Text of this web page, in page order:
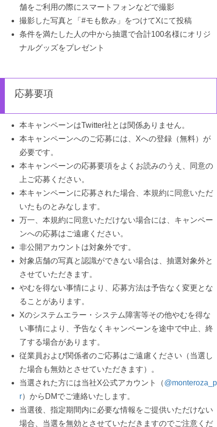
舗をご利用の際にスマートフォンなどで撮影
撮影した写真と「#モも飲み」をつけてXにて投稿
条件を満たした人の中から抽選で合計100名様にオリジ
ナルグッズをプレゼント
応募要項
本キャンペーンはTwitter社とは関係ありません。
本キャンペーンへのご応募には、Xへの登録（無料）が
必要です。
本キャンペーンの応募要項をよくお読みのうえ、同意の
上ご応募ください。
本キャンペーンに応募された場合、本規約に同意いただ
いたものとみなします。
万⼀、本規約に同意いただけない場合には、キャンペー
ンへの応募はご遠慮ください。
非公開アカウントは対象外です。
対象店舗の写真と認識ができない場合は、抽選対象外と
させていただきます。
やむを得ない事情により、応募⽅法は予告なく変更とな
ることがあります。
Xのシステムエラー・システム障害等その他やむを得な
い事情により、予告なくキャンペーンを途中で中⽌、終
了する場合があります。
従業員および関係者のご応募はご遠慮ください（当選し
た場合も無効とさせていただきます）。
当選された⽅には当社X公式アカウント（@monteroza_p
r）からDMでご連絡いたします。
当選後、指定期間内に必要な情報をご提供いただけない
場合、当選を無効とさせていただきますのでご注意くだ